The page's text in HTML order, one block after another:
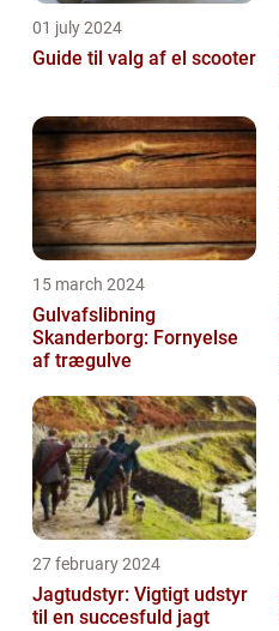
01 july 2024
Guide til valg af el scooter
15 march 2024
Gulvafslibning
Skanderborg: Fornyelse
af trægulve
27 february 2024
Jagtudstyr: Vigtigt udstyr
til en succesfuld jagt